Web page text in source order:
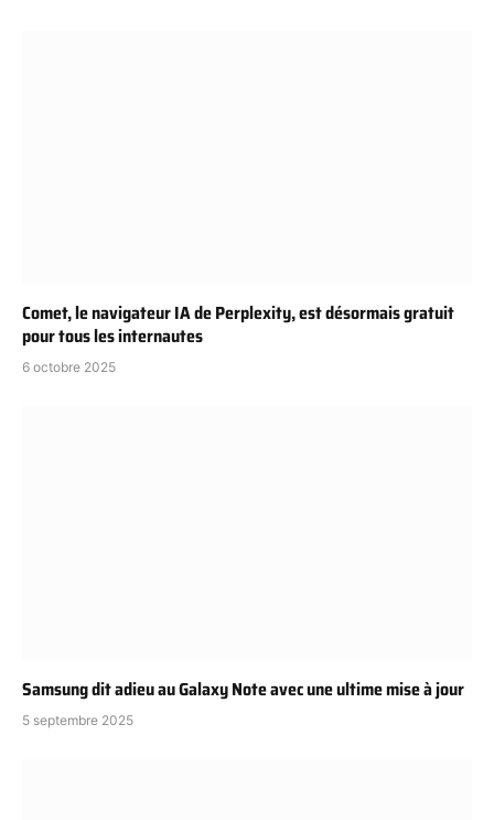
Comet, le navigateur IA de Perplexity, est désormais gratuit
pour tous les internautes
6 octobre 2025
Samsung dit adieu au Galaxy Note avec une ultime mise à jour
5 septembre 2025